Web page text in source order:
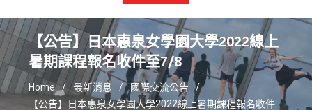
【公告】日本惠泉女學園大學2022線上
暑期課程報名收件至7/8
Home 最新消息
國際交流公告
【公告】日本惠泉女學園大學2022線上暑期課程報名收件